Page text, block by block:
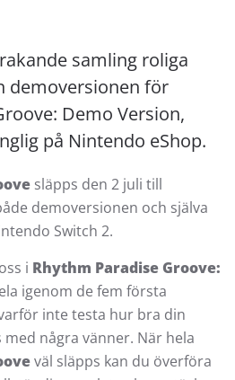
samling roliga
demoversionen för
Demo Version,
på Nintendo eShop.
släpps den 2 juli till
demoversionen och själva
Switch 2.
i Rhythm Paradise Groove:
igenom de fem första
inte testa hur bra din
några vänner. När hela
väl släpps kan du överföra